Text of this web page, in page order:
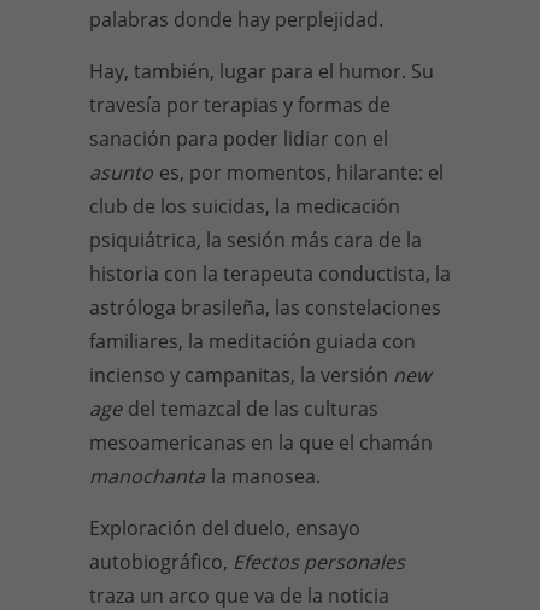
palabras donde hay perplejidad.
Hay, también, lugar para el humor. Su
travesía por terapias y formas de
sanación para poder lidiar con el
asunto es, por momentos, hilarante: el
club de los suicidas, la medicación
psiquiátrica, la sesión más cara de la
historia con la terapeuta conductista, la
astróloga brasileña, las constelaciones
familiares, la meditación guiada con
incienso y campanitas, la versión new
age del temazcal de las culturas
mesoamericanas en la que el chamán
manochanta la manosea.
Exploración del duelo, ensayo
autobiográfico, Efectos personales
traza un arco que va de la noticia